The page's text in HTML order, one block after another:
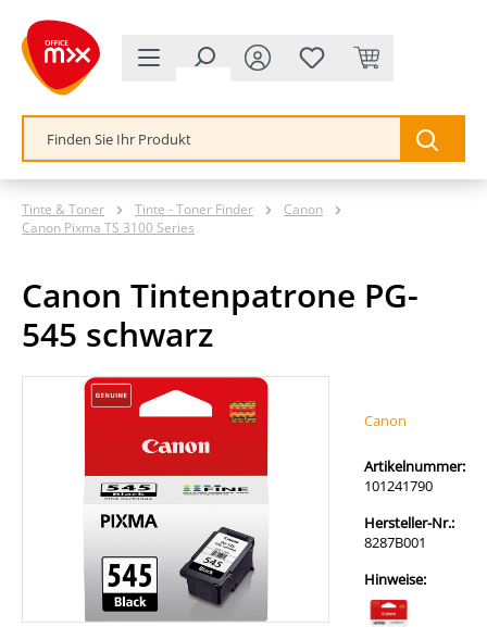
springen
Tinte & Toner Tinte - Toner Finder
Canon
Canon Pixma TS 3100 Series
Canon Tintenpatrone PG-
545 schwarz
Bildergalerie überspringen
Canon
Artikelnummer:
101241790
Hersteller-Nr.:
8287B001
Hinweise: